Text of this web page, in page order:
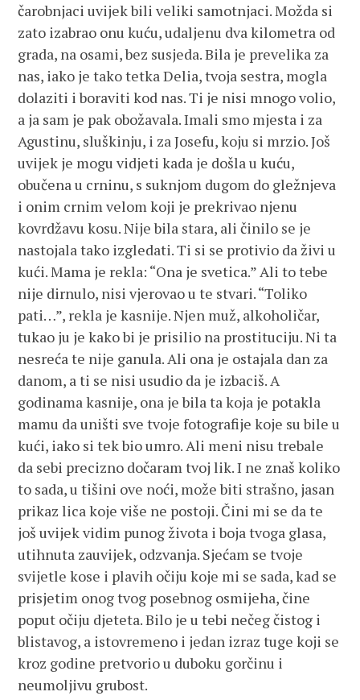
čarobnjaci uvijek bili veliki samotnjaci. Možda si
zato izabrao onu kuću, udaljenu dva kilometra od
grada, na osami, bez susjeda. Bila je prevelika za
nas, iako je tako tetka Delia, tvoja sestra, mogla
dolaziti i boraviti kod nas. Ti je nisi mnogo volio,
a ja sam je pak obožavala. Imali smo mjesta i za
Agustinu, sluškinju, i za Josefu, koju si mrzio. Još
uvijek je mogu vidjeti kada je došla u kuću,
obučena u crninu, s suknjom dugom do gležnjeva
i onim crnim velom koji je prekrivao njenu
kovrdžavu kosu. Nije bila stara, ali činilo se je
nastojala tako izgledati. Ti si se protivio da živi u
kući. Mama je rekla: “Ona je svetica.” Ali to tebe
nije dirnulo, nisi vjerovao u te stvari. “Toliko
pati…”, rekla je kasnije. Njen muž, alkoholičar,
tukao ju je kako bi je prisilio na prostituciju. Ni ta
nesreća te nije ganula. Ali ona je ostajala dan za
danom, a ti se nisi usudio da je izbaciš. A
godinama kasnije, ona je bila ta koja je potakla
mamu da uništi sve tvoje fotografije koje su bile u
kući, iako si tek bio umro. Ali meni nisu trebale
da sebi precizno dočaram tvoj lik. I ne znaš koliko
to sada, u tišini ove noći, može biti strašno, jasan
prikaz lica koje više ne postoji. Čini mi se da te
još uvijek vidim punog života i boja tvoga glasa,
utihnuta zauvijek, odzvanja. Sjećam se tvoje
svijetle kose i plavih očiju koje mi se sada, kad se
prisjetim onog tvog posebnog osmijeha, čine
poput očiju djeteta. Bilo je u tebi nečeg čistog i
blistavog, a istovremeno i jedan izraz tuge koji se
kroz godine pretvorio u duboku gorčinu i
neumoljivu grubost.